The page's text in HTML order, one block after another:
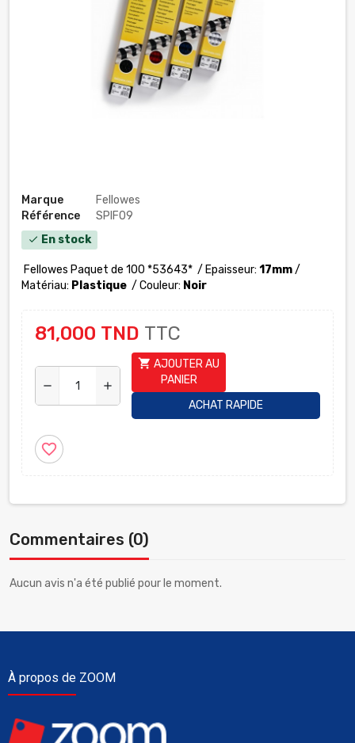
Marque
Fellowes
Référence
SPIF09
check En stock
Fellowes Paquet de 100 *53643* / Epaisseur: 17mm/
Matériau: Plastique / Couleur: Noir
81,000 TND TTC
remove add
shopping_cart AJOUTER AU
PANIER
ACHAT RAPIDE
favorite_border
Commentaires (0)
Aucun avis n'a été publié pour le moment.
À propos de ZOOM